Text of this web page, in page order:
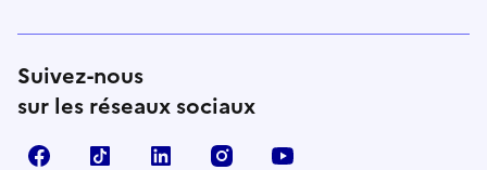
Suivez-nous
sur les réseaux sociaux
FacebookTikTok LinkedIn Instagram